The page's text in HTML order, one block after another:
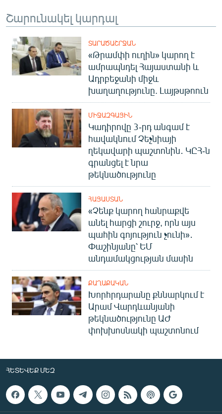
Շարունակել կարդալ
ՏԱՐԱԾԱՇՐՋԱՆ
«Թրամփի ուղին» կարող է
ամրապնդել Հայաստանի և
Ադրբեջանի միջև
խաղաղությունը. Լայթսթոուն
ՄԻՋԱԶԳԱՅԻՆ
Կադիրովը 3-րդ անգամ է
հավակնում Չեչնիայի
ղեկավարի պաշտոնին․ ԿԸՀ-ն
գրանցել է նրա
թեկնածությունը
ՀԱՅԱՍՏԱՆ
«Չենք կարող հանրաքվե
անել հարցի շուրջ, որն այս
պահին գոյություն չունի»․
Փաշինյանը՝ ԵՄ
անդամակցության մասին
ՔԱՂԱՔԱԿԱՆ
Խորհրդարանը քննարկում է
Արամ Վարդևանյանի
թեկնածությունը ԱԺ
փոխխոսնակի պաշտոնում
ՀԵՏԵՎԵՔ ՄԵԶ